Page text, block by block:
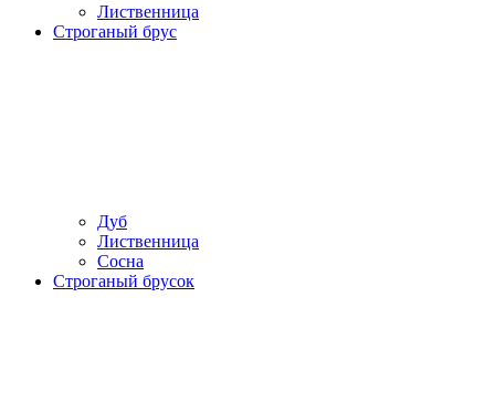
Лиственница
Строганый брус
Дуб
Лиственница
Сосна
Строганый брусок